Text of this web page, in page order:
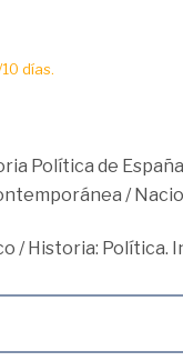
días.
Política de España
/
/Historia: Política.